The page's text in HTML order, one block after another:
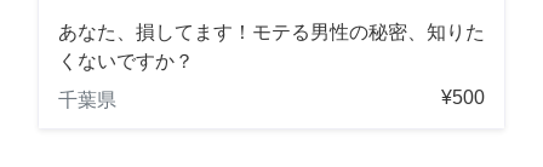
あなた、損してます！モテる男性の秘密、知りた
くないですか？
千葉県
¥500